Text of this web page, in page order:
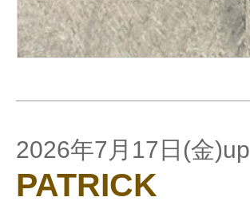
2026年7月17日(金)up
PATRICK